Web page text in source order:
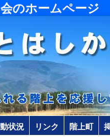
のホームページ
状況 リンク 階上町